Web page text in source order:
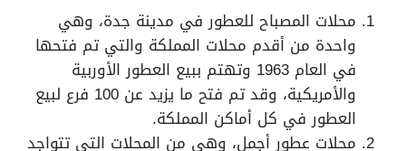
محلات المصباح للعطور في مدينة جدة، وهي
واحدة من أقدم محلات المملكة والتي تم فتحها
في العام 1963 وتهتم ببيع العطور الأوربية
والأمريكية، وقد تم فتح ما يزيد عن 100 فرع لبيع
العطور في كل أماكن المملكة.
محلات عطور أجمل، وهي من المحلات التي تتواجد